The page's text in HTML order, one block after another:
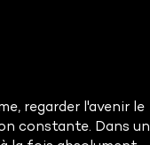
regarder l'avenir le
constante. Dans un